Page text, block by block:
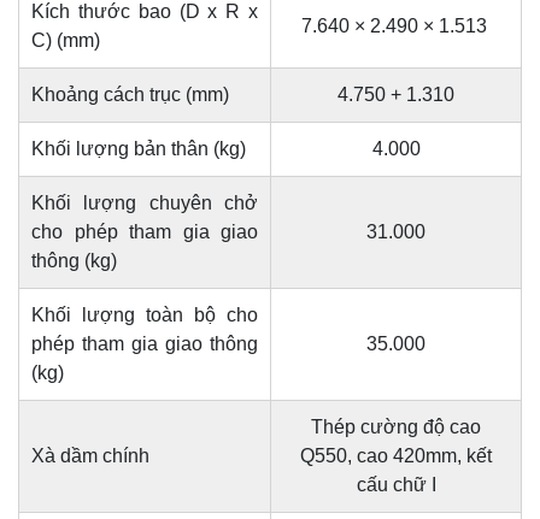
Kích thước bao (D x R x
C) (mm)
7.640 × 2.490 × 1.513
Khoảng cách trục (mm) 4.750 + 1.310
Khối lượng bản thân (kg) 4.000
Khối lượng chuyên chở
cho phép tham gia giao
thông (kg)
31.000
Khối lượng toàn bộ cho
phép tham gia giao thông
(kg)
35.000
Xà dầm chính
Thép cường độ cao
Q550, cao 420mm, kết
cấu chữ I